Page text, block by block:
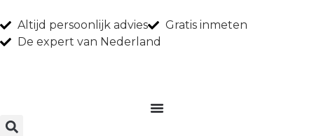
Altijd persoonlijk advies
Gratis inmeten
De expert van Nederland